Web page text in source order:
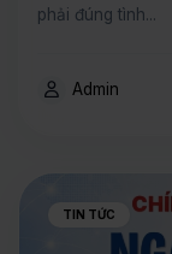
Admin
phải đúng tình...
TIN TỨC